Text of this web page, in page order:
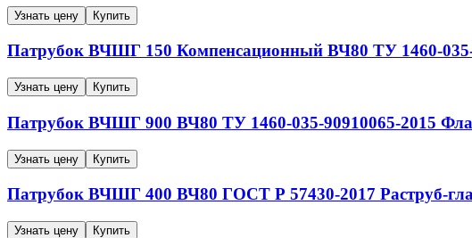
Узнать цену Купить
Патрубок ВЧШГ 150 Компенсационный ВЧ80 ТУ 1460-
Узнать цену Купить
Патрубок ВЧШГ 900 ВЧ80 ТУ 1460-035-90910065-2015
Узнать цену Купить
Патрубок ВЧШГ 400 ВЧ80 ГОСТ Р 57430-2017 Раструб-
Узнать цену Купить